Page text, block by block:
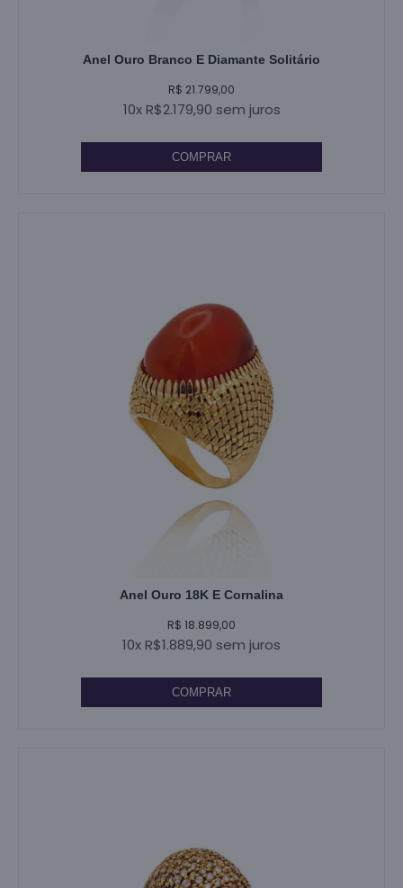
Anel Ouro Branco E Diamante Solitário
R$ 21.799,00
10x R$2.179,90 sem juros
COMPRAR
Anel Ouro 18K E Cornalina
R$ 18.899,00
10x R$1.889,90 sem juros
COMPRAR